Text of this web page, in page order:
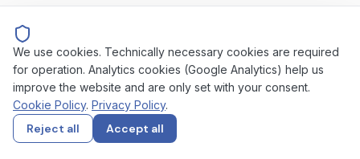
Absolut. Die meisten erfolgreichen Seller nutzen eine
Hybrid-Strategie (siehe oben). Es gibt keinen Grund,
sich auf ein Modell zu beschraenken. Wichtig ist nur,
dass du fuer alle Einkaufsquellen ordnungsgemaesse
Rechnungen vorhalten kannst -- besonders bei Retail
We use cookies. Technically necessary cookies are required
for operation. Analytics cookies (Google Analytics) help us
improve the website and are only set with your consent.
Cookie Policy. Privacy Policy.
Reject all Accept all